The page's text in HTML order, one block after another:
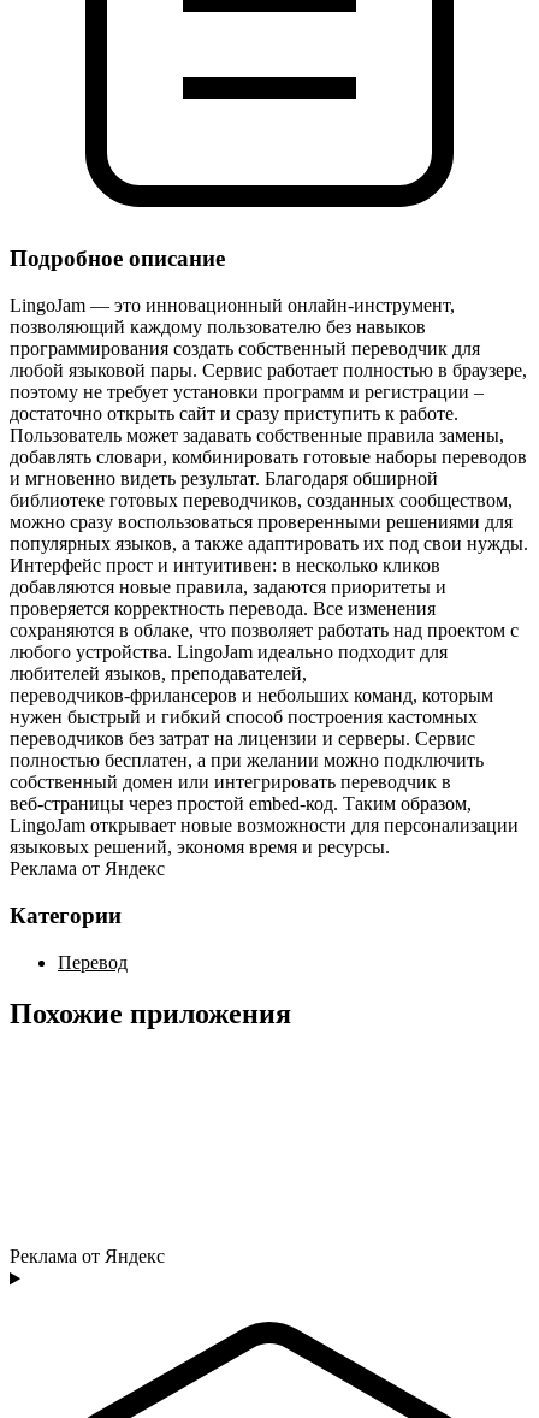
Подробное описание
LingoJam — это инновационный онлайн‑инструмент,
позволяющий каждому пользователю без навыков
программирования создать собственный переводчик для
любой языковой пары. Сервис работает полностью в браузере,
поэтому не требует установки программ и регистрации –
достаточно открыть сайт и сразу приступить к работе.
Пользователь может задавать собственные правила замены,
добавлять словари, комбинировать готовые наборы переводов
и мгновенно видеть результат. Благодаря обширной
библиотеке готовых переводчиков, созданных сообществом,
можно сразу воспользоваться проверенными решениями для
популярных языков, а также адаптировать их под свои нужды.
Интерфейс прост и интуитивен: в несколько кликов
добавляются новые правила, задаются приоритеты и
проверяется корректность перевода. Все изменения
сохраняются в облаке, что позволяет работать над проектом с
любого устройства. LingoJam идеально подходит для
любителей языков, преподавателей,
переводчиков‑фрилансеров и небольших команд, которым
нужен быстрый и гибкий способ построения кастомных
переводчиков без затрат на лицензии и серверы. Сервис
полностью бесплатен, а при желании можно подключить
собственный домен или интегрировать переводчик в
веб‑страницы через простой embed‑код. Таким образом,
LingoJam открывает новые возможности для персонализации
языковых решений, экономя время и ресурсы.
Реклама от Яндекс
Категории
Перевод
Похожие приложения
Реклама от Яндекс